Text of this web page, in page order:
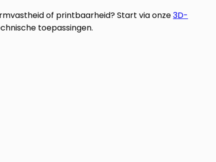
of printbaarheid? Start via onze3D-
toepassingen.